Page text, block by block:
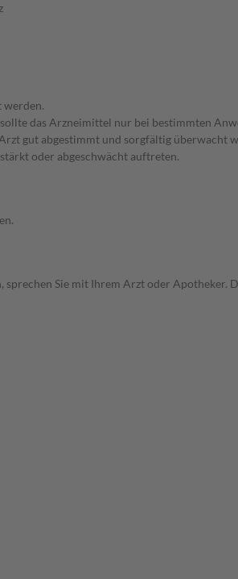
werden.
das Arzneimittel nur bei bestimmten
gut abgestimmt und sorgfältig
oder abgeschwächt auftreten.
Sie mit Ihrem Arzt oder Apotheker.